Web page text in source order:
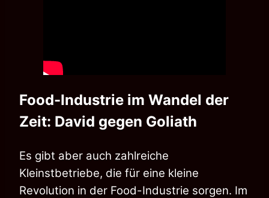
Food-Industrie im Wandel der
Zeit: David gegen Goliath
Es gibt aber auch zahlreiche
Kleinstbetriebe, die für eine kleine
Revolution in der Food-Industrie sorgen. Im